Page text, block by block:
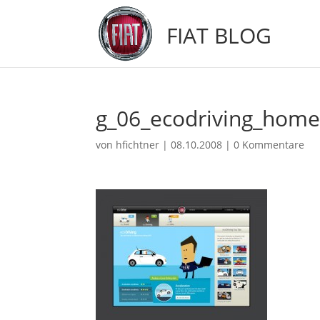
FIAT BLOG
g_06_ecodriving_home
von hfichtner |08.10.2008 |0 Kommentare